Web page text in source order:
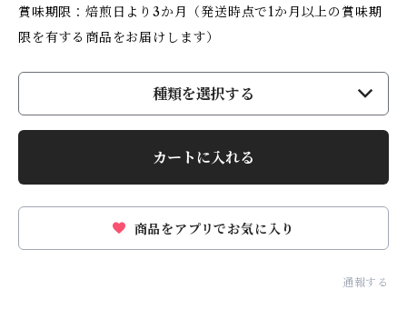
賞味期限：焙煎日より3か月（発送時点で1か月以上の賞味期
限を有する商品をお届けします）
種類を選択する
カートに入れる
商品をアプリでお気に入り
通報する